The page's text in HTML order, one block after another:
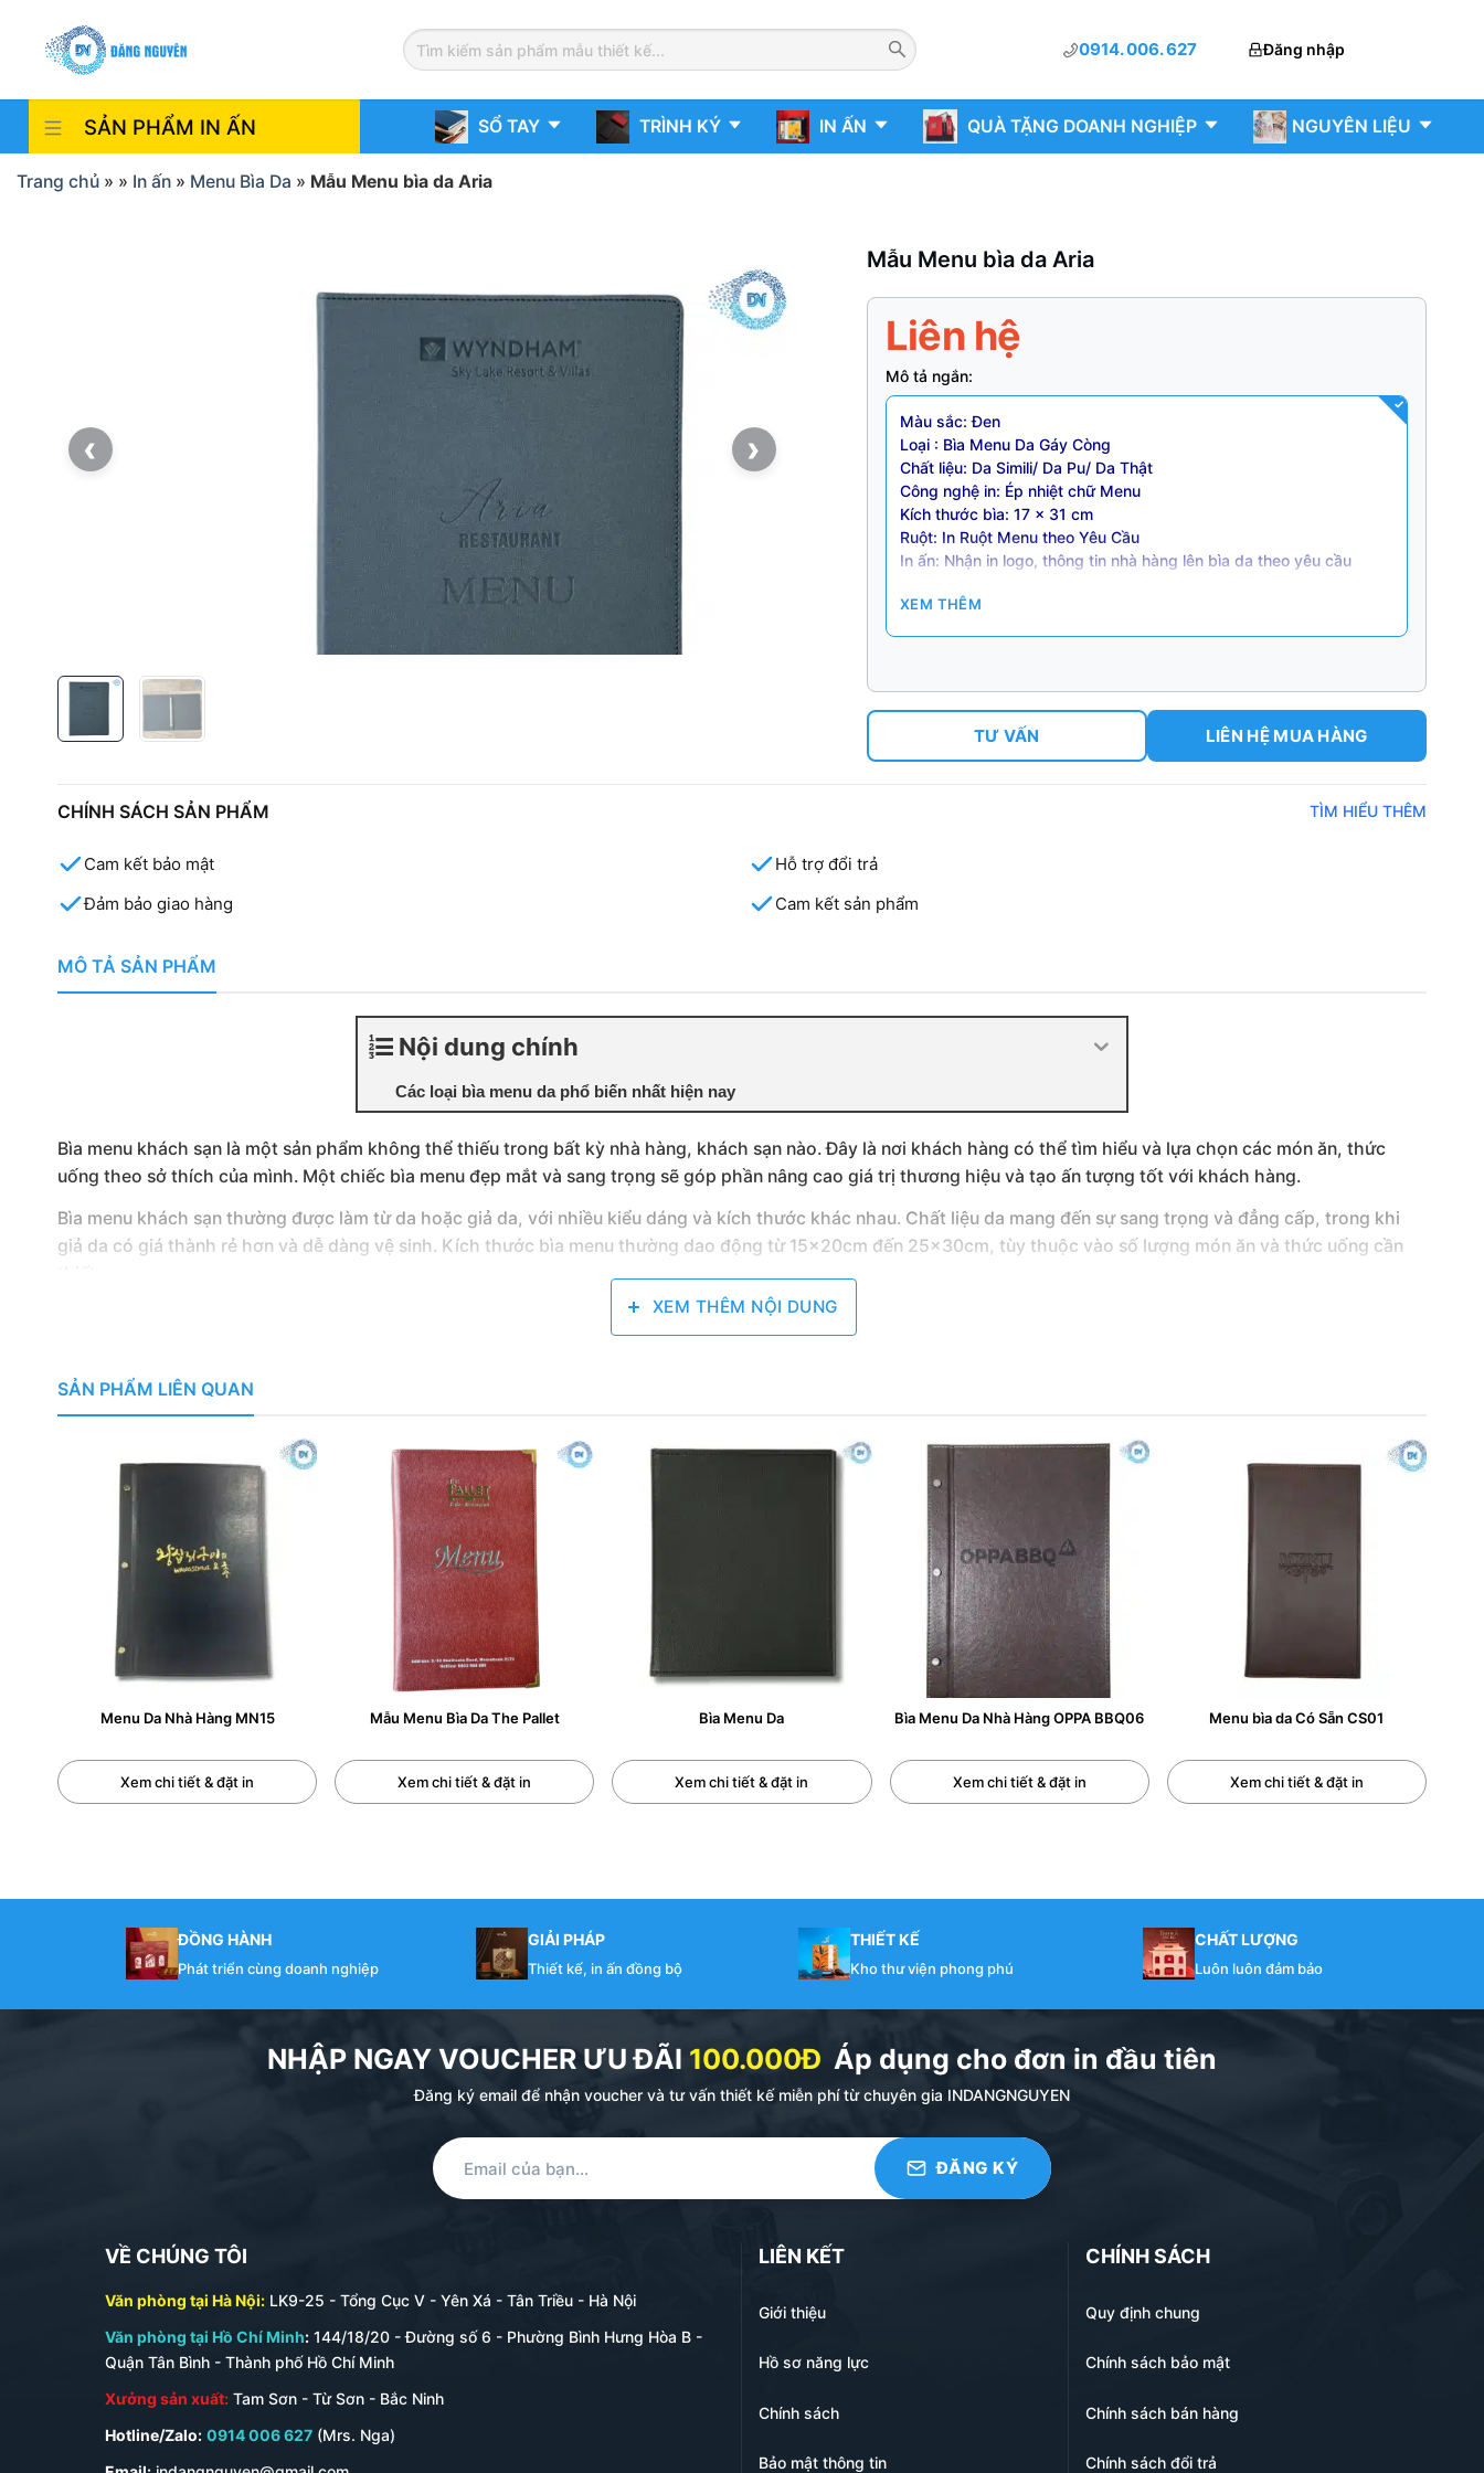
content
0914. 006. 627 Đăng nhập
SẢN PHẨM IN ẤN SỔ TAY TRÌNH KÝ IN ẤN QUÀ TẶNG DOANH NGHIỆP NGUYÊN LIỆU
Trang chủ » » In ấn » Menu Bìa Da » Mẫu Menu bìa da Aria
‹ ›
Mẫu Menu bìa da Aria
Liên hệ
Mô tả ngắn:
Màu sắc: Đen
Loại : Bìa Menu Da Gáy Còng
Chất liệu: Da Simili/ Da Pu/ Da Thật
Công nghệ in: Ép nhiệt chữ Menu
Kích thước bìa: 17 x 31 cm
Ruột: In Ruột Menu theo Yêu Cầu
In ấn: Nhận in logo, thông tin nhà hàng lên bìa da theo yêu cầu
(Số lượng từ 50 quyển/ đơn hàng)
XEM THÊM
TƯ VẤN LIÊN HỆ MUA HÀNG
CHÍNH SÁCH SẢN PHẨM TÌM HIỂU THÊM
Cam kết bảo mật
Hỗ trợ đổi trả
Đảm bảo giao hàng
Cam kết sản phẩm
MÔ TẢ SẢN PHẨM
Nội dung chính
Các loại bìa menu da phổ biến nhất hiện nay
Bìa menu khách sạn là một sản phẩm không thể thiếu trong bất kỳ nhà hàng, khách sạn nào. Đây là nơi khách hàng có thể tìm hiểu và lựa chọn các món ăn, thức
uống theo sở thích của mình. Một chiếc bìa menu đẹp mắt và sang trọng sẽ góp phần nâng cao giá trị thương hiệu và tạo ấn tượng tốt với khách hàng.
Bìa menu khách sạn thường được làm từ da hoặc giả da, với nhiều kiểu dáng và kích thước khác nhau. Chất liệu da mang đến sự sang trọng và đẳng cấp, trong khi
giả da có giá thành rẻ hơn và dễ dàng vệ sinh. Kích thước bìa menu thường dao động từ 15x20cm đến 25x30cm, tùy thuộc vào số lượng món ăn và thức uống cần
CÁC LOẠI BÌA MENU DA PHỔ BIẾN NHẤT HIỆN NAY
phổ biến nhất
Bìa Menu bìa da đóng gáy ốc trong.
Bìa Menu gáy lò xo.
Menu da ép nhiệt lá nhựa.
Menu bìa kiếng gáy liền dạng 1 tờ. Dạng gấp đôi, gấp 3 hoặc đóng cuốn.
XEM THÊM NỘI DUNG
SẢN PHẨM LIÊN QUAN
Menu Da Nhà Hàng MN15
Xem chi tiết & đặt in
Mẫu Menu Bìa Da The Pallet
Xem chi tiết & đặt in
Bìa Menu Da
Xem chi tiết & đặt in
Bìa Menu Da Nhà Hàng OPPA BBQ06
Xem chi tiết & đặt in
Menu bìa da Có Sẵn CS01
Xem chi tiết & đặt in
ĐỒNG HÀNH
Phát triển cùng doanh nghiệp
GIẢI PHÁP
Thiết kế, in ấn đồng bộ
THIẾT KẾ
Kho thư viện phong phú
CHẤT LƯỢNG
Luôn luôn đảm bảo
NHẬP NGAY VOUCHER ƯU ĐÃI 100.000Đ Áp dụng cho đơn in đầu tiên
Đăng ký email để nhận voucher và tư vấn thiết kế miễn phí từ chuyên gia INDANGNGUYEN
VỀ CHÚNG TÔI
Văn phòng tại Hà Nội: LK9-25 - Tổng Cục V - Yên Xá - Tân Triều - Hà Nội
Văn phòng tại Hồ Chí Minh: 144/18/20 - Đường số 6 - Phường Bình Hưng Hòa B -
Quận Tân Bình - Thành phố Hồ Chí Minh
Xưởng sản xuất: Tam Sơn - Từ Sơn - Bắc Ninh
Hotline/Zalo: 0914 006 627 (Mrs. Nga)
LIÊN KẾT
Giới thiệu
Hồ sơ năng lực
Chính sách
Bảo mật thông tin
CHÍNH SÁCH
Quy định chung
Chính sách bảo mật
Chính sách bán hàng
Chính sách đổi trả